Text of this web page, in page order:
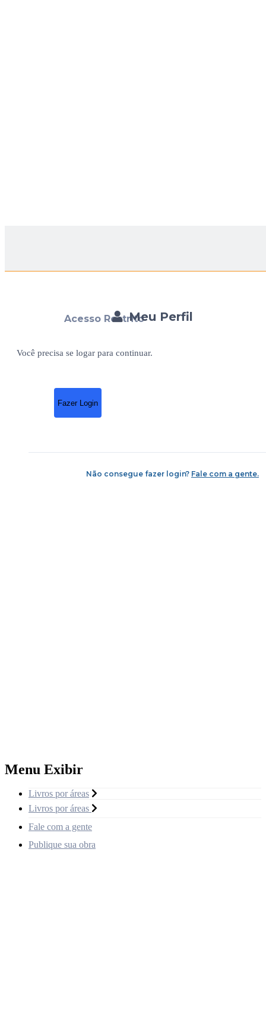
Meu Perfil
Acesso Restrito
Você precisa se logar para continuar.
Fazer Login
Não consegue fazer login? Fale com a gente.
Menu Exibir
Livros por áreas
Livros por áreas
Fale com a gente
Publique sua obra